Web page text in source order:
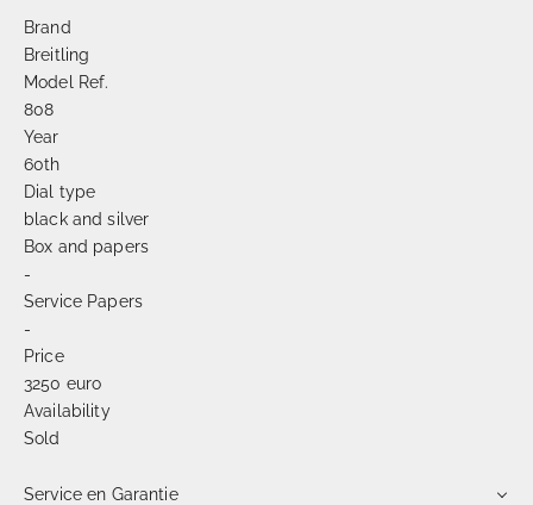
Brand
Breitling
Model Ref.
808
Year
60th
Dial type
black and silver
Box and papers
-
Service Papers
-
Price
3250 euro
Availability
Sold
Service en Garantie